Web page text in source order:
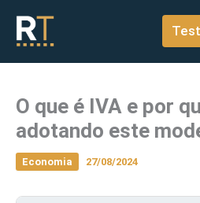
conteúdo
O que é IVA e por
adotando este
Economia 27/08/2024